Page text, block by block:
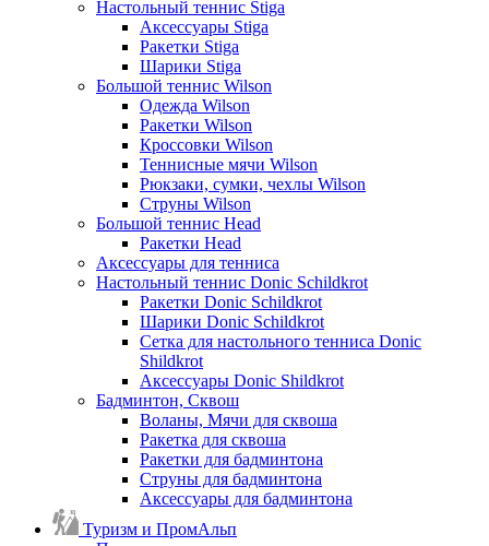
Настольный теннис Stiga
Аксессуары Stiga
Ракетки Stiga
Шарики Stiga
Большой теннис Wilson
Одежда Wilson
Ракетки Wilson
Кроссовки Wilson
Теннисные мячи Wilson
Рюкзаки, сумки, чехлы Wilson
Струны Wilson
Большой теннис Head
Ракетки Head
Аксессуары для тенниса
Настольный теннис Donic Schildkrot
Ракетки Donic Schildkrot
Шарики Donic Schildkrot
Сетка для настольного тенниса Donic
Shildkrot
Аксессуары Donic Shildkrot
Бадминтон, Сквош
Воланы, Мячи для сквоша
Ракетка для сквоша
Ракетки для бадминтона
Струны для бадминтона
Аксессуары для бадминтона
Туризм и ПромАльп